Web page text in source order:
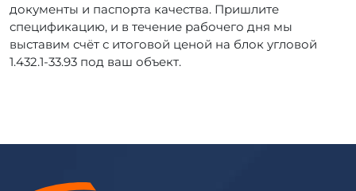
документы и паспорта качества. Пришлите
спецификацию, и в течение рабочего дня мы
выставим счёт с итоговой ценой на блок угловой
1.432.1-33.93 под ваш объект.